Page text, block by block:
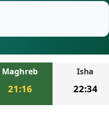
Maghreb
21:16
Isha
22:34